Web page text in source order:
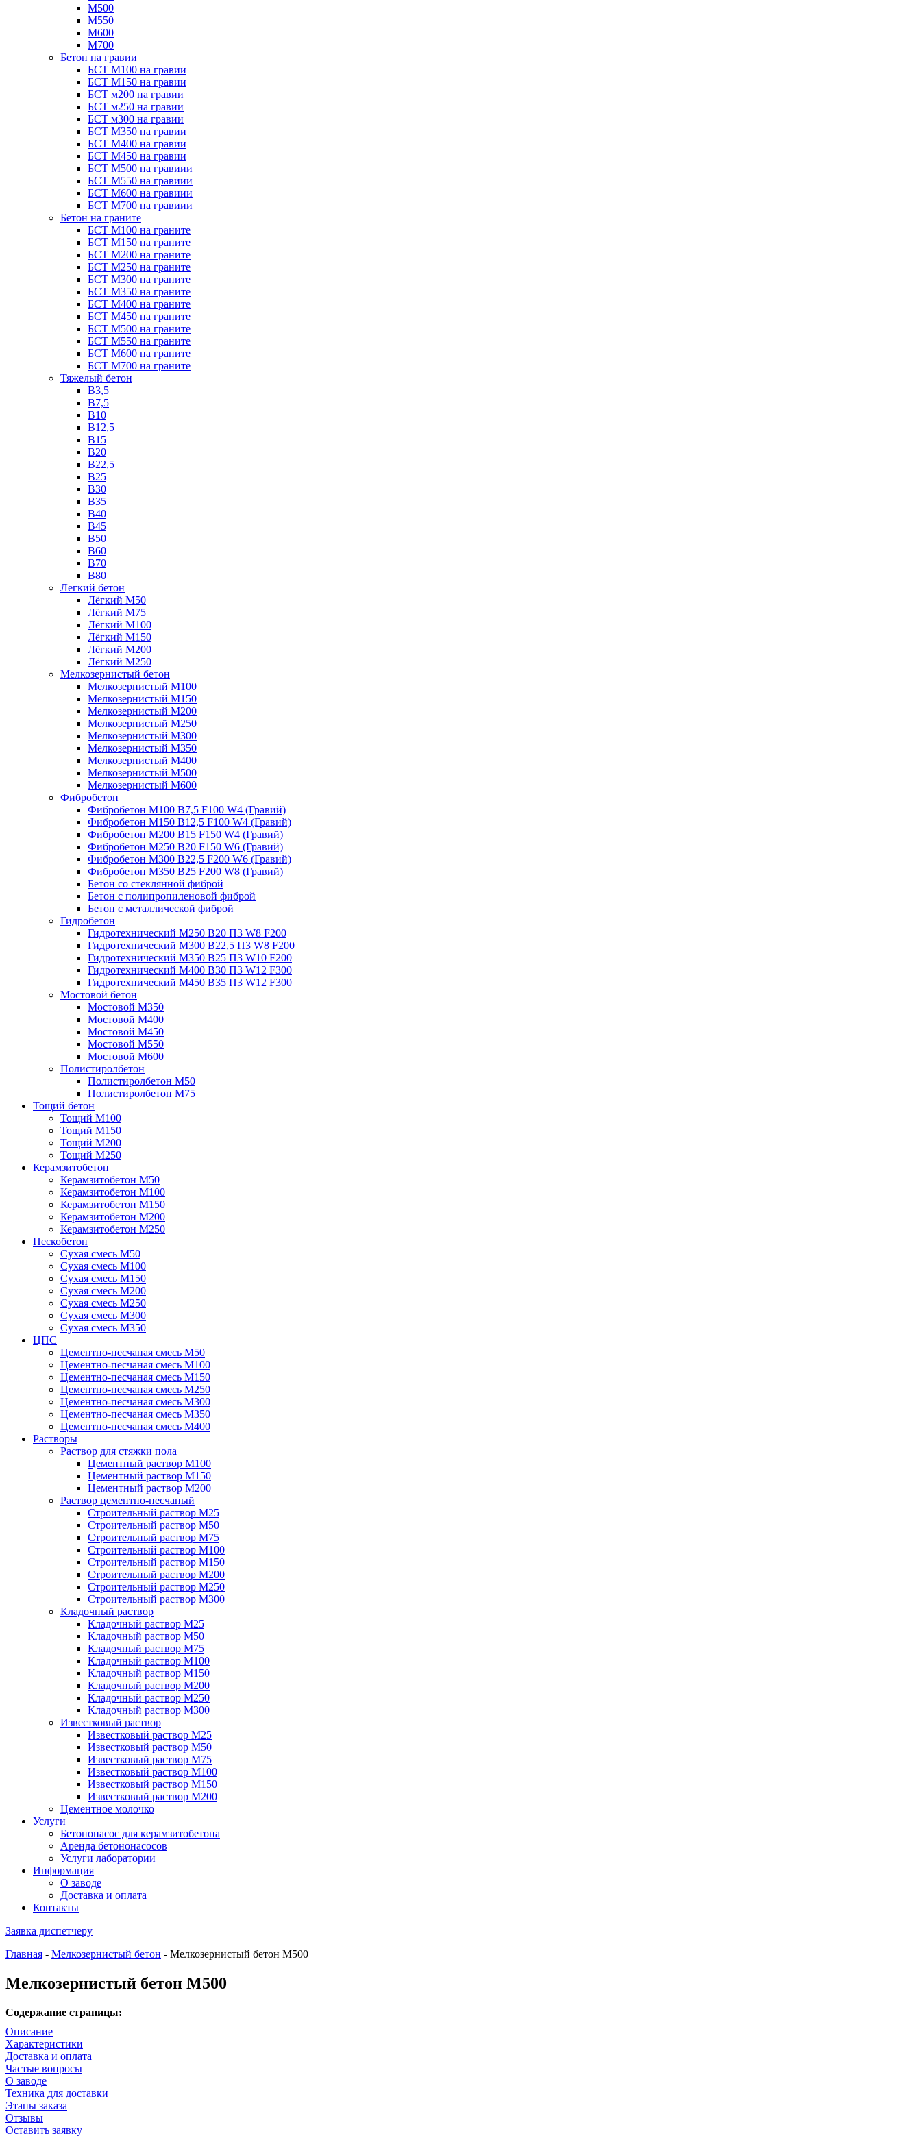
М500
М550
М600
М700
Бетон на гравии
БСТ М100 на гравии
БСТ М150 на гравии
БСТ м200 на гравии
БСТ м250 на гравии
БСТ м300 на гравии
БСТ М350 на гравии
БСТ М400 на гравии
БСТ М450 на гравии
БСТ М500 на гравиии
БСТ М550 на гравиии
БСТ М600 на гравиии
БСТ М700 на гравиии
Бетон на граните
БСТ М100 на граните
БСТ М150 на граните
БСТ М200 на граните
БСТ М250 на граните
БСТ М300 на граните
БСТ М350 на граните
БСТ М400 на граните
БСТ М450 на граните
БСТ М500 на граните
БСТ М550 на граните
БСТ М600 на граните
БСТ М700 на граните
Тяжелый бетон
В3,5
B7,5
В10
В12,5
B15
B20
В22,5
В25
B30
В35
B40
В45
B50
B60
B70
B80
Легкий бетон
Лёгкий М50
Лёгкий М75
Лёгкий М100
Лёгкий М150
Лёгкий М200
Лёгкий М250
Мелкозернистый бетон
Мелкозернистый М100
Мелкозернистый М150
Мелкозернистый М200
Мелкозернистый М250
Мелкозернистый М300
Мелкозернистый М350
Мелкозернистый М400
Мелкозернистый М500
Мелкозернистый М600
Фибробетон
Фибробетон М100 B7,5 F100 W4 (Гравий)
Фибробетон М150 B12,5 F100 W4 (Гравий)
Фибробетон М200 B15 F150 W4 (Гравий)
Фибробетон М250 B20 F150 W6 (Гравий)
Фибробетон М300 B22,5 F200 W6 (Гравий)
Фибробетон М350 B25 F200 W8 (Гравий)
Бетон со стеклянной фиброй
Бетон с полипропиленовой фиброй
Бетон с металлической фиброй
Гидробетон
Гидротехнический М250 B20 П3 W8 F200
Гидротехнический М300 B22,5 П3 W8 F200
Гидротехнический М350 B25 П3 W10 F200
Гидротехнический М400 B30 П3 W12 F300
Гидротехнический М450 B35 П3 W12 F300
Мостовой бетон
Мостовой М350
Мостовой М400
Мостовой М450
Мостовой М550
Мостовой М600
Полистиролбетон
Полистиролбетон М50
Полистиролбетон М75
Тощий бетон
Тощий М100
Тощий М150
Тощий М200
Тощий М250
Керамзитобетон
Керамзитобетон М50
Керамзитобетон М100
Керамзитобетон М150
Керамзитобетон М200
Керамзитобетон М250
Пескобетон
Сухая смесь М50
Сухая смесь М100
Сухая смесь М150
Сухая смесь М200
Сухая смесь М250
Сухая смесь М300
Сухая смесь М350
ЦПС
Цементно-песчаная смесь М50
Цементно-песчаная смесь М100
Цементно-песчаная смесь М150
Цементно-песчаная смесь М250
Цементно-песчаная смесь М300
Цементно-песчаная смесь М350
Цементно-песчаная смесь М400
Растворы
Раствор для стяжки пола
Цементный раствор М100
Цементный раствор М150
Цементный раствор М200
Раствор цементно-песчаный
Строительный раствор М25
Строительный раствор М50
Строительный раствор М75
Строительный раствор М100
Строительный раствор М150
Строительный раствор М200
Строительный раствор М250
Строительный раствор М300
Кладочный раствор
Кладочный раствор М25
Кладочный раствор М50
Кладочный раствор М75
Кладочный раствор М100
Кладочный раствор М150
Кладочный раствор М200
Кладочный раствор М250
Кладочный раствор М300
Известковый раствор
Известковый раствор М25
Известковый раствор М50
Известковый раствор М75
Известковый раствор М100
Известковый раствор М150
Известковый раствор М200
Цементное молочко
Услуги
Бетононасос для керамзитобетона
Аренда бетононасосов
Услуги лаборатории
Информация
О заводе
Доставка и оплата
Контакты
Заявка диспетчеру
Главная - Мелкозернистый бетон - Мелкозернистый бетон М500
Мелкозернистый бетон М500
Содержание страницы:
Описание
Характеристики
Доставка и оплата
Частые вопросы
О заводе
Техника для доставки
Этапы заказа
Отзывы
Оставить заявку